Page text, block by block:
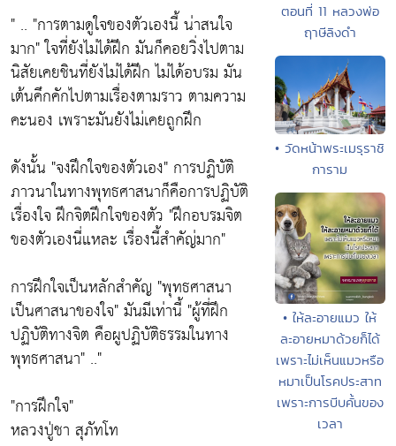
" .. "การตามดูใจของตัวเองนี้ น่าสนใจ
มาก"ใจที่ยังไม่ได้ฝึก มันก็คอยวิ่งไปตาม
นิสัยเคยชินที่ยังไม่ได้ฝึก ไม่ได้อบรม มัน
เต้นคึกคักไปตามเรื่องตามราว ตามความ
คะนอง เพราะมันยังไม่เคยถูกฝึก
ดังนั้น "จงฝึกใจของตัวเอง" การปฏิบัติ
ภาวนาในทางพุทธศาสนาก็คือการปฏิบัติ
เรื่องใจ ฝึกจิตฝึกใจของตัว "ฝึกอบรมจิต
ของตัวเองนี่แหละ เรื่องนี้สำคัญ่มาก"
การฝึกใจเป็นหลักสำคัญ "พุทธศาสนา
เป็นศาสนาของใจ"มันมีเท่านี้ "ผู้ที่ฝึก
ปฏิบัติทางจิต คือผูปฏิบัติธรรมในทาง
พุทธศาสนา" .."
"การฝึกใจ"
หลวงปู่ชา สุภัทโท
ตอนที่ 11 หลวงพ่อ
ฤาษีลิงดำ
• วัดหน้าพระเมรุราชิ
การาม
• ให้ละอายแมว ให้
ละอายหมาด้วยก็ได้
เพราะไม่เห็นแมวหรือ
หมาเป็นโรคประสาท
เพราะการบีบคั้นของ
เวลา